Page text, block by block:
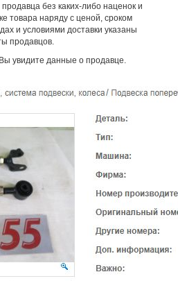
без каких-либо наценок и
товара наряду с ценой, сроком
и условиями доставки указаны
продавцов.
увидите данные о продавце.